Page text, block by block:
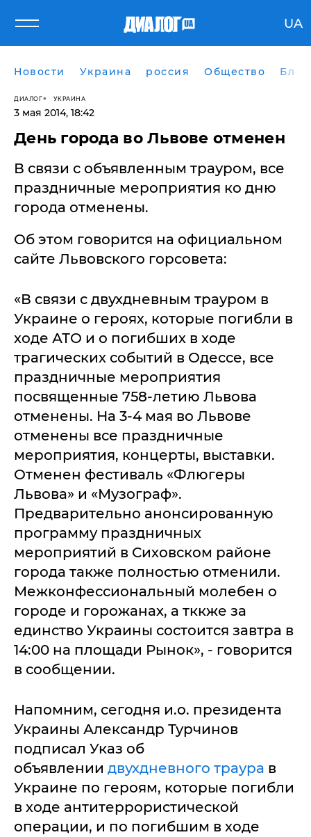
UA
Новости Украина россия Общество
ДИАЛОГ УКРАИНА
3 мая 2014, 18:42
День города во Львове отменен
В связи с объявленным трауром, все
праздничные мероприятия ко дню
города отменены.
Об этом говорится на официальном
сайте Львовского горсовета:
«В связи с двухдневным трауром в
Украине о героях, которые погибли в
ходе АТО и о погибших в ходе
трагических событий в Одессе, все
праздничные мероприятия
посвященные 758-летию Львова
отменены. На 3-4 мая во Львове
отменены все праздничные
мероприятия, концерты, выставки.
Отменен фестиваль «Флюгеры
Львова» и «Музограф».
Предварительно анонсированную
программу праздничных
мероприятий в Сиховском районе
города также полностью отменили.
Межконфессиональный молебен о
городе и горожанах, а тккже за
единство Украины состоится завтра в
14:00 на площади Рынок», - говорится
в сообщении.
Напомним, сегодня и.о. президента
Украины Александр Турчинов
подписал Указ об
объявлении двухдневного траура в
Украине по героям, которые погибли
в ходе антитеррористической
операции, и по погибшим в ходе